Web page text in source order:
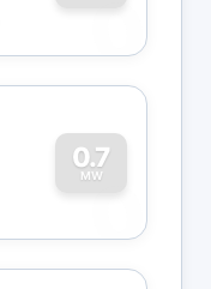
0
0.7
MW
0